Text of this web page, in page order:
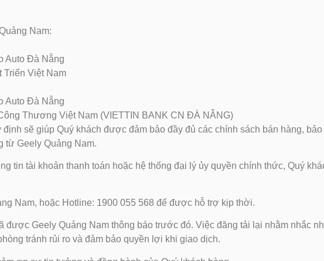
Nam:
Auto Đà Nẵng
Triển Việt Nam
Auto Đà Nẵng
Thương Việt Nam (VIETTIN BANK CN ĐÀ NẴNG)
sẽ giúp Quý khách được đảm bảo đầy đủ các chính sách bán hàng, bảo
từ Geely Quảng Nam.
tin tài khoản thanh toán hoặc hệ thống đại lý ủy quyền chính thức, Quý
Nam, hoặc Hotline: 1900 055 568 để được hỗ trợ kịp thời.
được Geely Quảng Nam thông báo trước đó. Việc đăng tải lại nhằm nhắc
tránh rủi ro và đảm bảo quyền lợi khi giao dịch.